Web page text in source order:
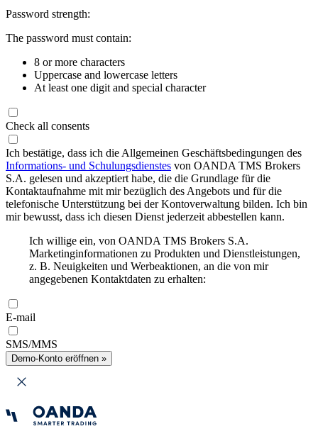
Password strength:
The password must contain:
8 or more characters
Uppercase and lowercase letters
At least one digit and special character
Check all consents
Ich bestätige, dass ich die Allgemeinen Geschäftsbedingungen des
Informations- und Schulungsdienstes von OANDA TMS Brokers
S.A. gelesen und akzeptiert habe, die die Grundlage für die
Kontaktaufnahme mit mir bezüglich des Angebots und für die
telefonische Unterstützung bei der Kontoverwaltung bilden. Ich bin
mir bewusst, dass ich diesen Dienst jederzeit abbestellen kann.
Ich willige ein, von OANDA TMS Brokers S.A.
Marketinginformationen zu Produkten und Dienstleistungen,
z. B. Neuigkeiten und Werbeaktionen, an die von mir
angegebenen Kontaktdaten zu erhalten:
E-mail
SMS/MMS
Demo-Konto eröffnen »